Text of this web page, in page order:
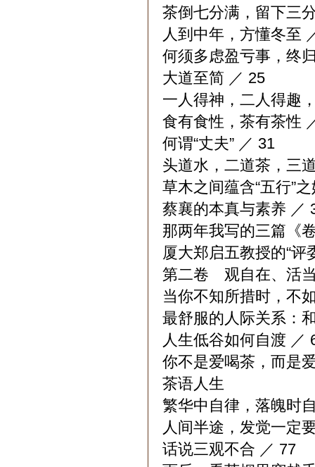
茶倒七分满，留下三
人到中年，方懂冬至
何须多虑盈亏事，终
大道至简 ／ 25
一人得神，二人得趣
食有食性，茶有茶性
何谓“丈夫” ／ 31
头道水，二道茶，三
草木之间蕴含“五行”
蔡襄的本真与素养 ／
那两年我写的三篇《
厦大郑启五教授的“评
第二卷 观自在、活
当你不知所措时，不
最舒服的人际关系：
人生低谷如何自渡 ／
你不是爱喝茶，而是
茶语人生
繁华中自律，落魄时
人间半途，发觉一定
话说三观不合 ／ 77